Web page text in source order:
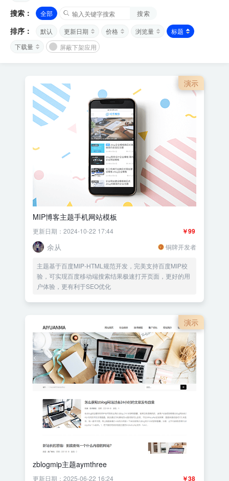
搜索： 全部 搜索
排序： 默认 更新日期 价格 浏览量
标题
下载量
屏蔽下架应用
演示
MIP博客主题手机网站模板
￥99
更新日期：2024-10-22 17:44
余从 铜牌开发者
主题基于百度MIP-HTML规范开发，完美支持百度MIP校
验，可实现百度移动端搜索结果极速打开页面，更好的用
户体验，更有利于SEO优化
演示
zblogmip主题aymthree
￥38
更新日期：2025-06-22 16:24